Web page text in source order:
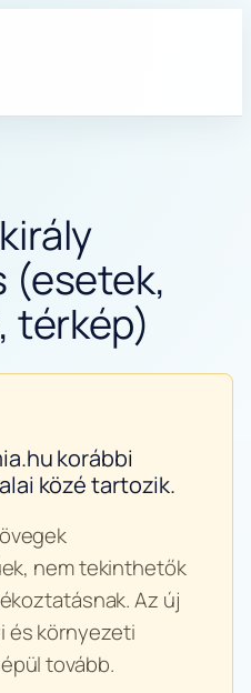
(esetek,
térkép)
korábbi
közé tartozik.
nem tekinthetők
Az új
és környezeti
tovább.